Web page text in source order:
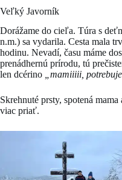
Veľký Javorník
Dorážame do cieľa. Túra s
n.m.) sa vydarila. Cesta mala
hodinu. Nevadí, času máme
prenádhernú prírodu, tú
len dcérino
„mamiiiii,
Skrehnuté prsty, spotená
viac priať.